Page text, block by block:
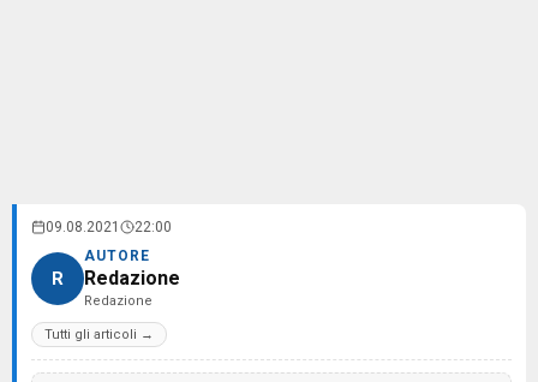
09.08.2021 22:00
R
AUTORE
Redazione
Redazione
Tutti gli articoli →